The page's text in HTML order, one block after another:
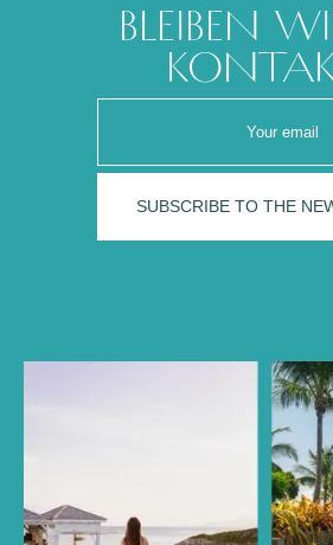
BLEIBEN